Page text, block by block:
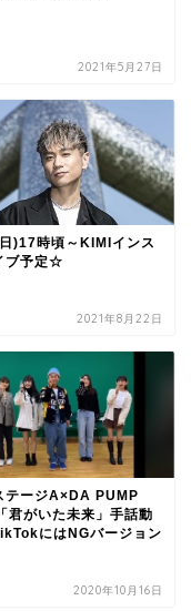
2021年5月27日
)17時頃～KIMIインス
ブ予定☆
2021年8月22日
テージA×DA PUMP
君がいた未来」手話動
にはNGバージョン
2020年10月16日